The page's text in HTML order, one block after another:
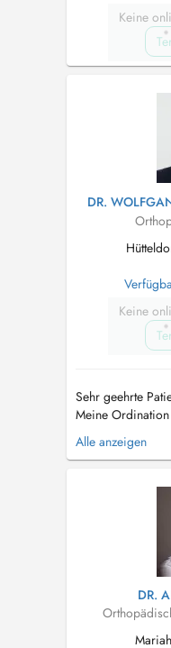
Keine
DR.
Keine
Sehr geehrte
Meine
gesetzlichen
fallweise von
Sie bitte die
und die Terminart
Alle anzeigen
DR.